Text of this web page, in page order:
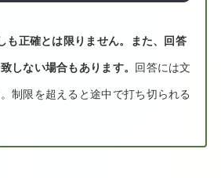
も正確とは限りません。また、回答
しない場合もあります。 回答には文
制限を超えると途中で打ち切られる